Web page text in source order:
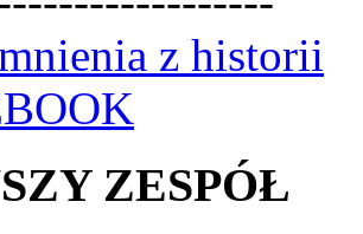
z historii
ZESPÓŁ